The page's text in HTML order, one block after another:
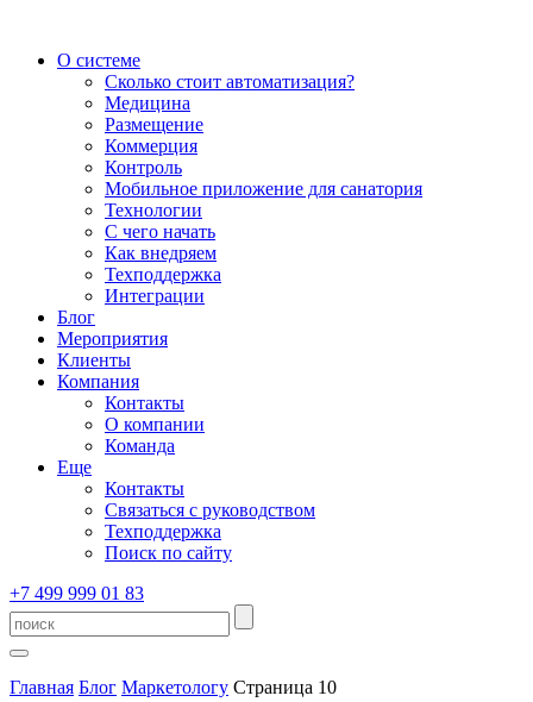
О системе
Сколько стоит автоматизация?
Медицина
Размещение
Коммерция
Контроль
Мобильное приложение для санатория
Технологии
С чего начать
Как внедряем
Техподдержка
Интеграции
Блог
Мероприятия
Клиенты
Компания
Контакты
О компании
Команда
Еще
Контакты
Связаться с руководством
Техподдержка
Поиск по сайту
+7 499 999 01 83
Главная Блог Маркетологу Страница 10